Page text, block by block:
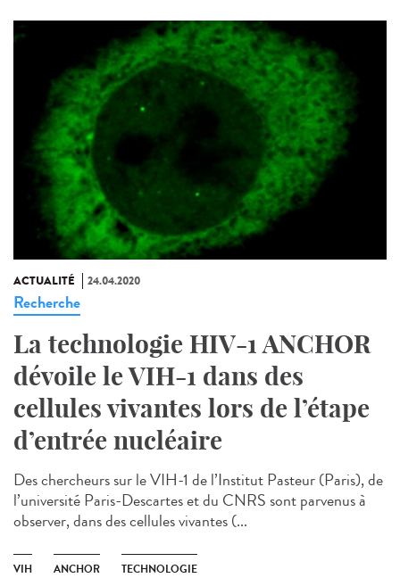
ACTUALITÉ 24.04.2020
Recherche
La technologie HIV-1 ANCHOR
dévoile le VIH-1 dans des
cellules vivantes lors de l’étape
d’entrée nucléaire
Des chercheurs sur le VIH-1 de l’Institut Pasteur (Paris), de
l’université Paris-Descartes et du CNRS sont parvenus à
observer, dans des cellules vivantes (...
VIH ANCHOR TECHNOLOGIE